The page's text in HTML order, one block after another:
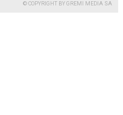
© COPYRIGHT BY GREMI MEDIA SA